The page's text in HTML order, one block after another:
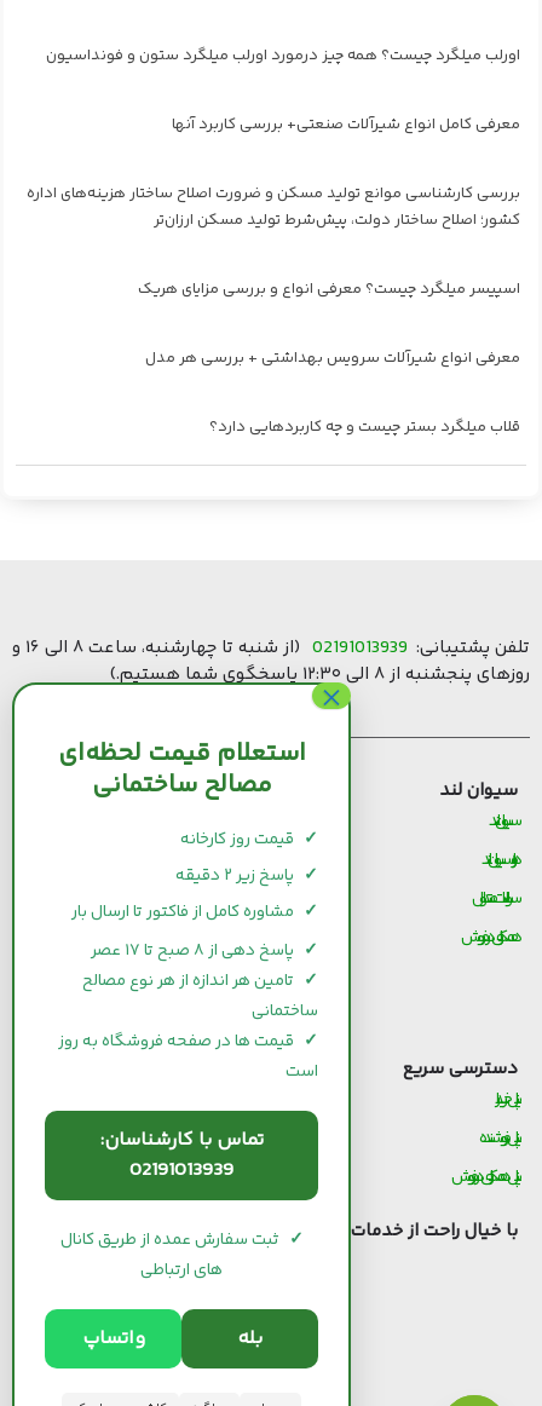
اورلب میلگرد چیست؟ همه چیز درمورد اورلب میلگرد ستون و فونداسیون
معرفی کامل انواع شیرآلات صنعتی+ بررسی کاربرد آنها
بررسی کارشناسی موانع تولید مسکن و ضرورت اصلاح ساختار هزینه‌های اداره
کشور؛ اصلاح ساختار دولت، پیش‌شرط تولید مسکن ارزان‌تر
اسپیسر میلگرد چیست؟ معرفی انواع و بررسی مزایای هریک
معرفی انواع شیرآلات سرویس بهداشتی + بررسی هر مدل
قلاب میلگرد بستر چیست و چه کاربردهایی دارد؟
تلفن پشتیبانی: 02191013939
(از شنبه تا چهارشنبه، ساعت ۸ الی ۱۶ و
روزهای پنجشنبه از ۸ الی ۱۲:۳۰ پاسخگوی شما هستیم.)
سیوان لند
سیوان لند
درباره سیوان لند
سوالات متداول
همکاری در فروش
قیمت مصالح ساختمانی
قیمت و خرید کاشی و سرامیک
قیمت و خرید آجر
قیمت و خرید گچ
قیمت و خرید شیرآلات
دسترسی سریع
پنل خریدار
پنل فروشنده
پنل همکاری در فروش
با خیال راحت از خدمات سیوان لنداستفاده کنید.
استعلام قیمت لحظه‌ای
مصالح ساختمانی
✓ قیمت روز کارخانه
✓ پاسخ زیر ۲ دقیقه
✓ مشاوره کامل از فاکتور تا ارسال بار
✓ پاسخ دهی از ۸ صبح تا ۱۷ عصر
✓ تامین هر اندازه از هر نوع مصالح
ساختمانی
✓ قیمت ها در صفحه فروشگاه به روز
است
تماس با کارشناسان:
02191013939
✓ ثبت سفارش عمده از طریق کانال
های ارتباطی
بله واتساپ